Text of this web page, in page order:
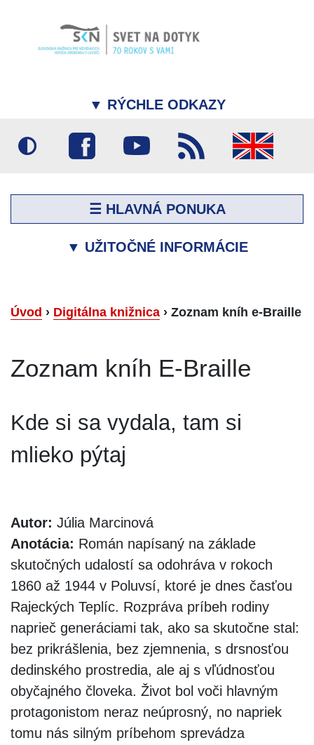
▼ RÝCHLE ODKAZY
☰ HLAVNÁ PONUKA
▼ UŽITOČNÉ INFORMÁCIE
Úvod › Digitálna knižnica › Zoznam kníh e-Braille
Zoznam kníh E-Braille
Kde si sa vydala, tam si
mlieko pýtaj
Autor: Júlia Marcinová
Anotácia: Román napísaný na základe
skutočných udalostí sa odohráva v rokoch
1860 až 1944 v Poluvsí, ktoré je dnes časťou
Rajeckých Teplíc. Rozpráva príbeh rodiny
naprieč generáciami tak, ako sa skutočne stal:
bez prikrášlenia, bez zjemnenia, s drsnosťou
dedinského prostredia, ale aj s vľúdnosťou
obyčajného človeka. Život bol voči hlavným
protagonistom neraz neúprosný, no napriek
tomu nás silným príbehom sprevádza